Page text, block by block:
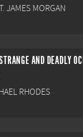
JAMES MORGAN
AND DEADLY
RHODES